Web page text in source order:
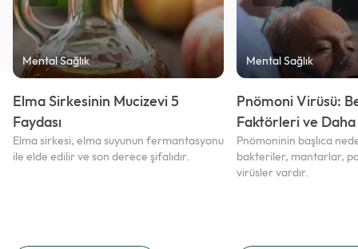
Mental Sağlık
Elma Sirkesinin Mucizevi 5
Faydası
Elma sirkesi, elma suyunun fermantasyonu
ile elde edilir ve son derece şifalıdır.
Mental Sağlık
Pnömoni Virüsü:
Faktörleri ve Daha
Pnömoninin başlıca
bakteriler, mantarlar,
virüsler vardır.